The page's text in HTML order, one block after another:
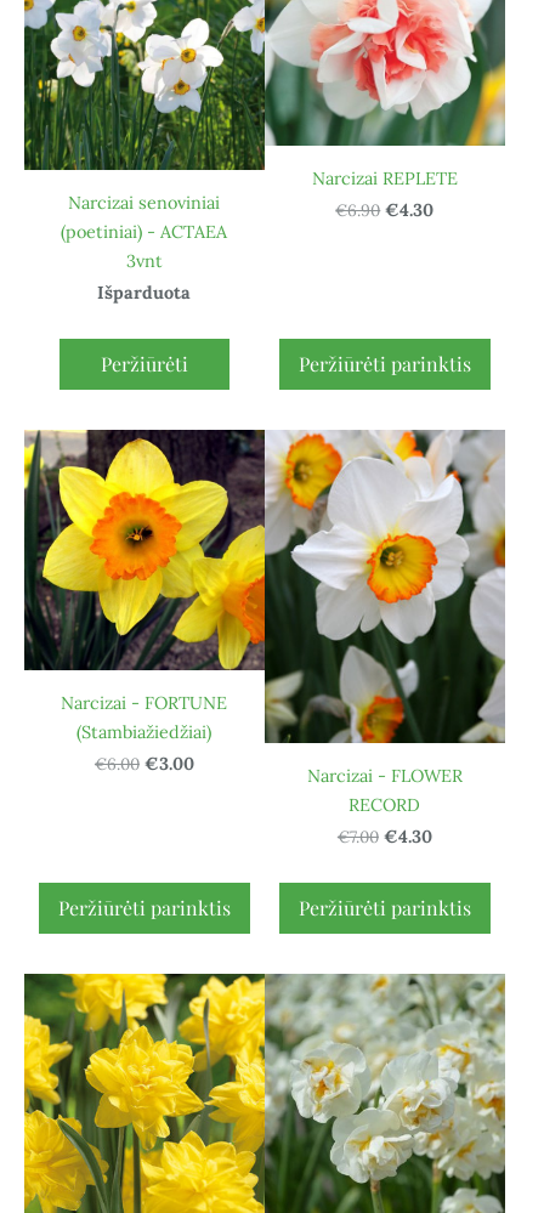
Narcizai senoviniai
(poetiniai) - ACTAEA
3vnt
Išparduota
Peržiūrėti
Narcizai REPLETE
€6.90 €4.30
Peržiūrėti parinktis
Narcizai - FORTUNE
(Stambiažiedžiai)
€6.00 €3.00
Peržiūrėti parinktis
Narcizai - FLOWER
RECORD
€7.00 €4.30
Peržiūrėti parinktis